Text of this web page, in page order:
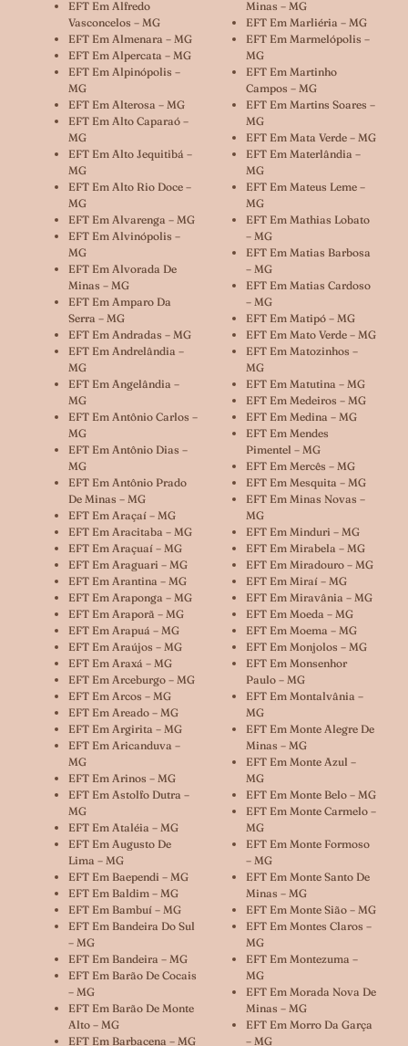
EFT Em Alfredo
Vasconcelos – MG
EFT Em Almenara – MG
EFT Em Alpercata – MG
EFT Em Alpinópolis –
MG
EFT Em Alterosa – MG
EFT Em Alto Caparaó –
MG
EFT Em Alto Jequitibá –
MG
EFT Em Alto Rio Doce –
MG
EFT Em Alvarenga – MG
EFT Em Alvinópolis –
MG
EFT Em Alvorada De
Minas – MG
EFT Em Amparo Da
Serra – MG
EFT Em Andradas – MG
EFT Em Andrelândia –
MG
EFT Em Angelândia –
MG
EFT Em Antônio Carlos –
MG
EFT Em Antônio Dias –
MG
EFT Em Antônio Prado
De Minas – MG
EFT Em Araçaí – MG
EFT Em Aracitaba – MG
EFT Em Araçuaí – MG
EFT Em Araguari – MG
EFT Em Arantina – MG
EFT Em Araponga – MG
EFT Em Araporã – MG
EFT Em Arapuá – MG
EFT Em Araújos – MG
EFT Em Araxá – MG
EFT Em Arceburgo – MG
EFT Em Arcos – MG
EFT Em Areado – MG
EFT Em Argirita – MG
EFT Em Aricanduva –
MG
EFT Em Arinos – MG
EFT Em Astolfo Dutra –
MG
EFT Em Ataléia – MG
EFT Em Augusto De
Lima – MG
EFT Em Baependi – MG
EFT Em Baldim – MG
EFT Em Bambuí – MG
EFT Em Bandeira Do Sul
– MG
EFT Em Bandeira – MG
EFT Em Barão De Cocais
– MG
EFT Em Barão De Monte
Alto – MG
EFT Em Barbacena – MG
Minas – MG
EFT Em Marliéria – MG
EFT Em Marmelópolis –
MG
EFT Em Martinho
Campos – MG
EFT Em Martins Soares –
MG
EFT Em Mata Verde – MG
EFT Em Materlândia –
MG
EFT Em Mateus Leme –
MG
EFT Em Mathias Lobato
– MG
EFT Em Matias Barbosa
– MG
EFT Em Matias Cardoso
– MG
EFT Em Matipó – MG
EFT Em Mato Verde – MG
EFT Em Matozinhos –
MG
EFT Em Matutina – MG
EFT Em Medeiros – MG
EFT Em Medina – MG
EFT Em Mendes
Pimentel – MG
EFT Em Mercês – MG
EFT Em Mesquita – MG
EFT Em Minas Novas –
MG
EFT Em Minduri – MG
EFT Em Mirabela – MG
EFT Em Miradouro – MG
EFT Em Miraí – MG
EFT Em Miravânia – MG
EFT Em Moeda – MG
EFT Em Moema – MG
EFT Em Monjolos – MG
EFT Em Monsenhor
Paulo – MG
EFT Em Montalvânia –
MG
EFT Em Monte Alegre De
Minas – MG
EFT Em Monte Azul –
MG
EFT Em Monte Belo – MG
EFT Em Monte Carmelo –
MG
EFT Em Monte Formoso
– MG
EFT Em Monte Santo De
Minas – MG
EFT Em Monte Sião – MG
EFT Em Montes Claros –
MG
EFT Em Montezuma –
MG
EFT Em Morada Nova De
Minas – MG
EFT Em Morro Da Garça
– MG